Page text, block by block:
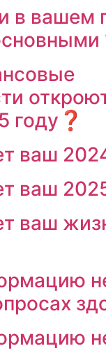
в вашем
году❓
ваш
ваш
ваш